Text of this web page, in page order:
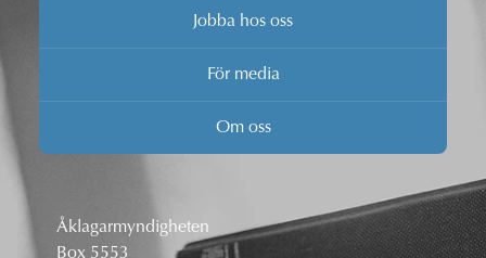
Jobba hos oss
För media
Om oss
Åklagarmyndigheten
Box 5553